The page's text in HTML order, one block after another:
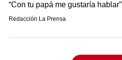
“Con tu papá me gustaría hablar”
Redacción La Prensa